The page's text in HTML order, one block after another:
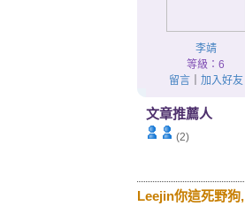
李靖
等級：6
留言｜ 加入好友
文章推薦人
(2)
Leejin你這死野狗,